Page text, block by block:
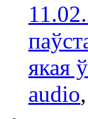
якая
audio,